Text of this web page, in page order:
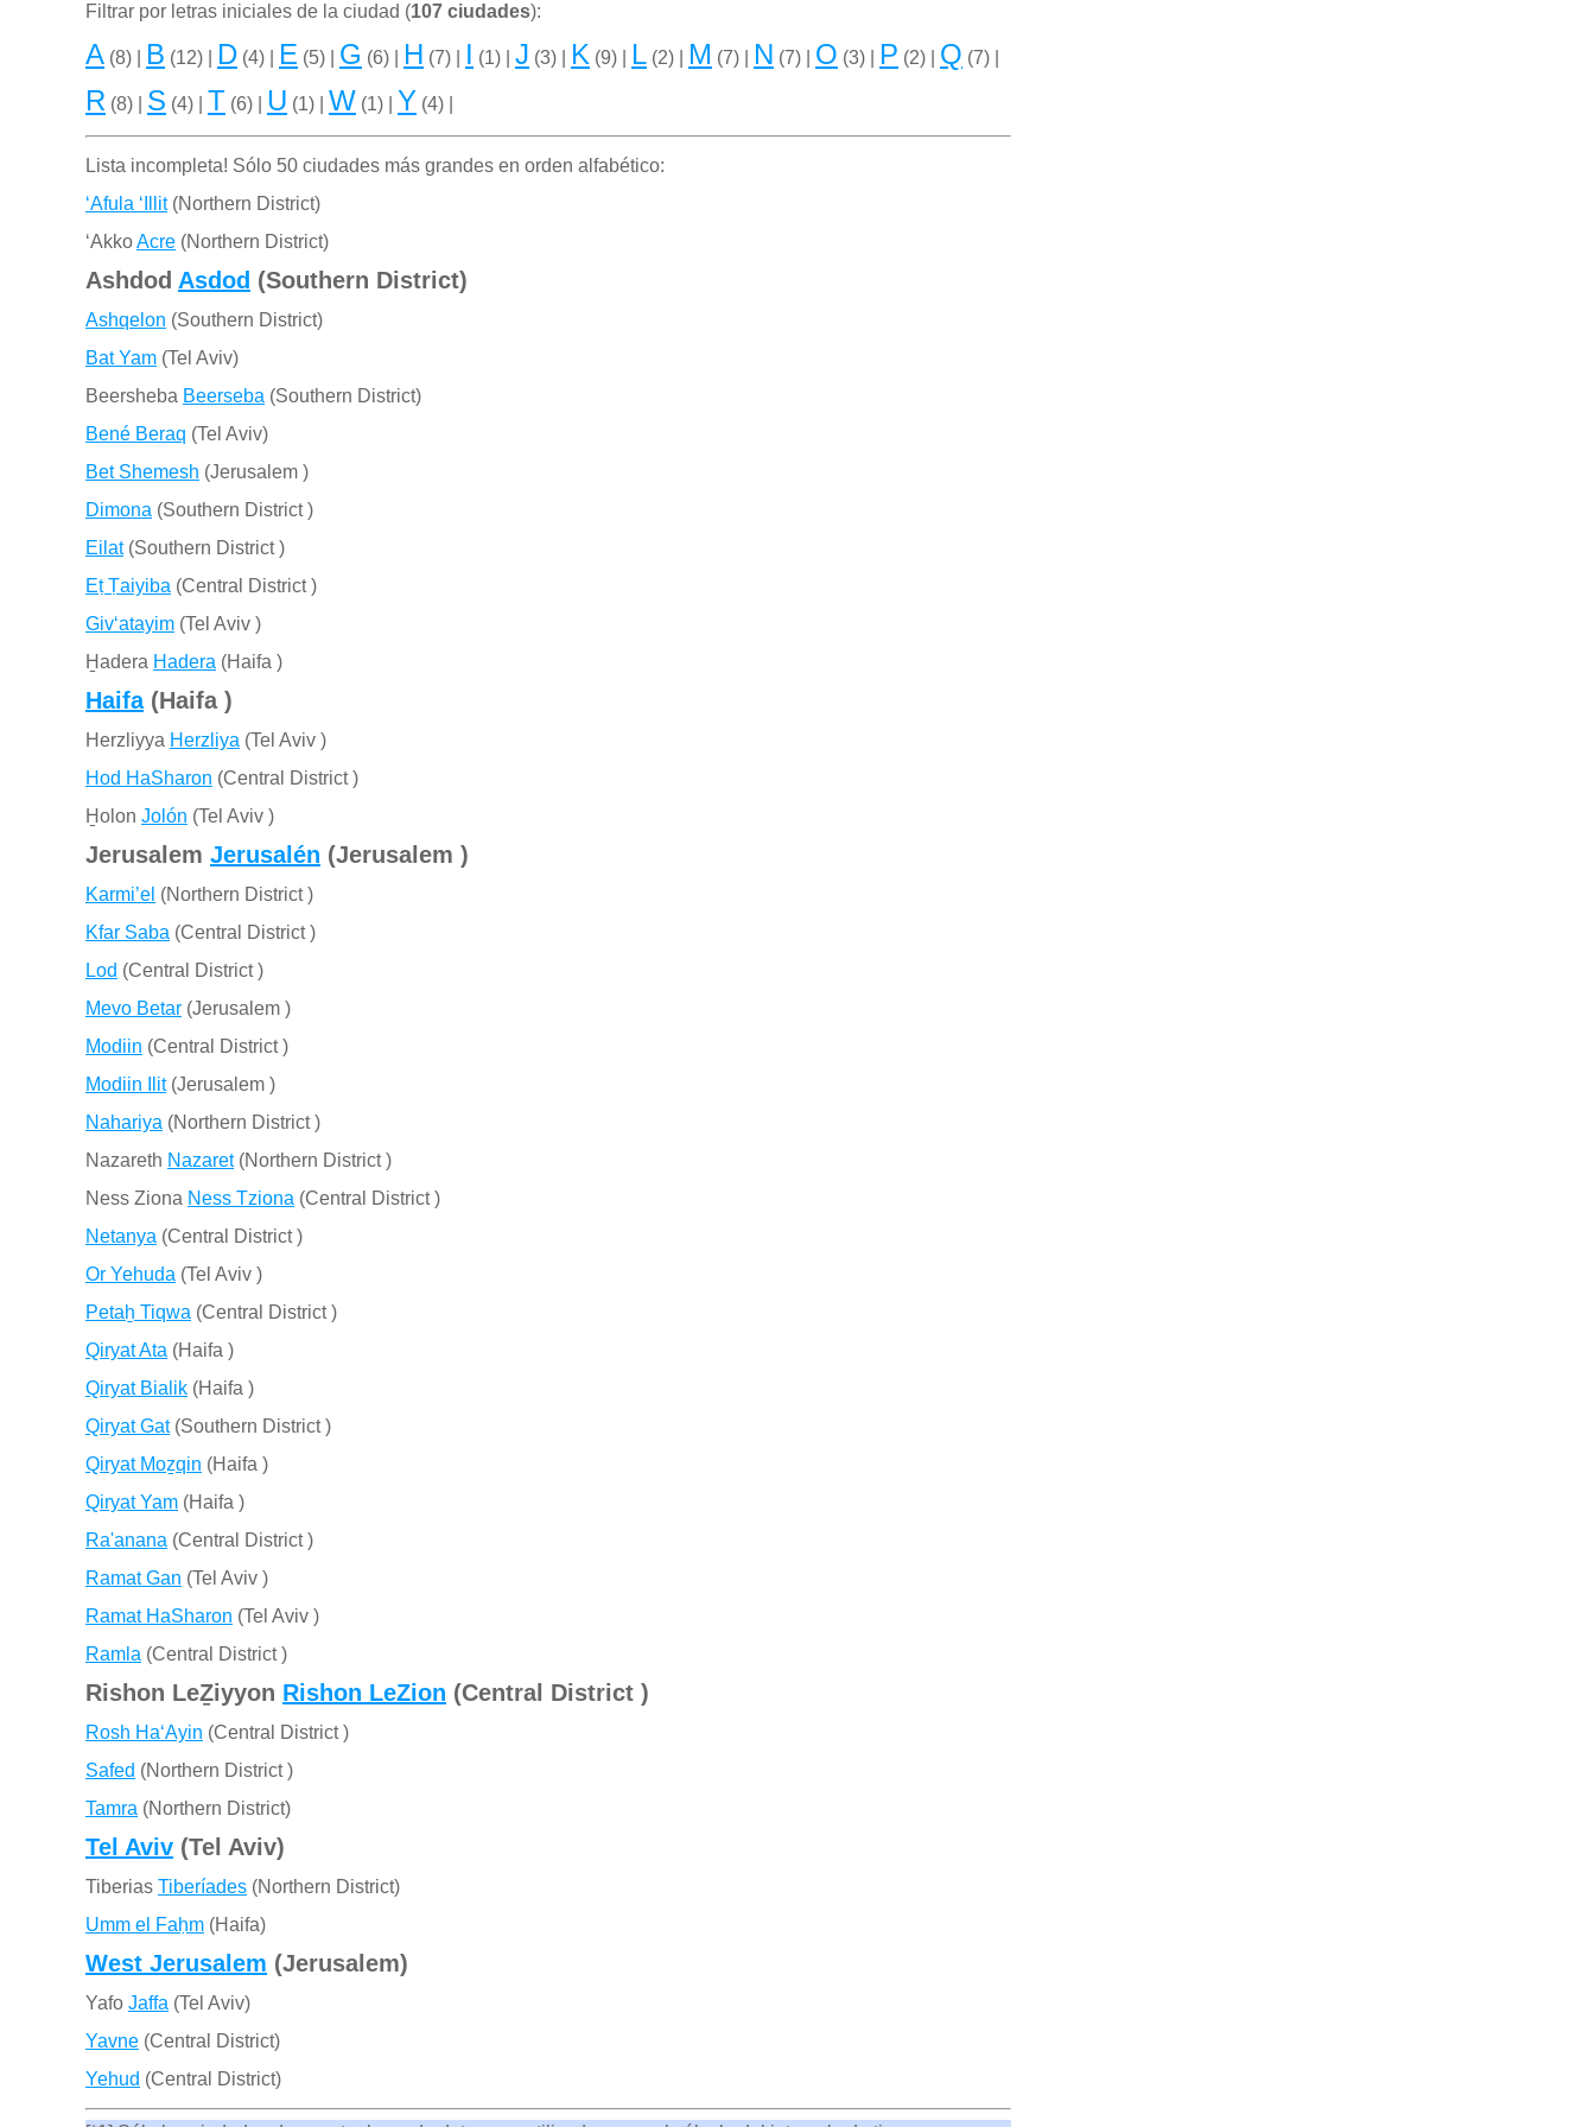
Filtrar por letras iniciales de la ciudad (107 ciudades):
A (8) | B (12) | D (4) | E (5) | G (6) | H (7) | I (1) | J (3) | K (9) | L (2) | M (7) | N (7) | O (3) | P (2) | Q (7) |
R (8) | S (4) | T (6) | U (1) | W (1) | Y (4) |
Lista incompleta! Sólo 50 ciudades más grandes en orden alfabético:
‘Afula ‘Illit(Northern District)
‘AkkoAcre (Northern District)
Ashdod Asdod (Southern District)
Ashqelon (Southern District)
Bat Yam (Tel Aviv)
Beersheba Beerseba (Southern District)
Bené Beraq (Tel Aviv)
Bet Shemesh (Jerusalem )
Dimona (Southern District )
Eilat(Southern District )
Eṭ Ṭaiyiba (Central District )
Giv‘atayim (Tel Aviv )
H̱adera Hadera (Haifa )
Haifa(Haifa )
Herzliyya Herzliya (Tel Aviv )
Hod HaSharon (Central District )
H̱olon Jolón (Tel Aviv )
Jerusalem Jerusalén (Jerusalem )
Karmi’el (Northern District )
Kfar Saba (Central District )
Lod (Central District )
Mevo Betar (Jerusalem )
Modiin (Central District )
Modiin Ilit(Jerusalem )
Nahariya (Northern District )
Nazareth Nazaret(Northern District )
Ness Ziona Ness Tziona (Central District )
Netanya (Central District )
Or Yehuda (Tel Aviv )
Petaẖ Tiqwa (Central District )
Qiryat Ata (Haifa )
Qiryat Bialik (Haifa )
Qiryat Gat(Southern District )
Qiryat Moẕqin (Haifa )
Qiryat Yam (Haifa )
Ra'anana (Central District )
Ramat Gan (Tel Aviv )
Ramat HaSharon (Tel Aviv )
Ramla (Central District )
Rishon LeẔiyyon Rishon LeZion (Central District )
Rosh Ha‘Ayin (Central District )
Safed (Northern District )
Tamra (Northern District)
Tel Aviv (Tel Aviv)
Tiberias Tiberíades (Northern District)
Umm el Faḥm (Haifa)
West Jerusalem (Jerusalem)
Yafo Jaffa (Tel Aviv)
Yavne (Central District)
Yehud (Central District)